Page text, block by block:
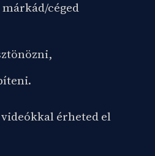
céged
érheted el